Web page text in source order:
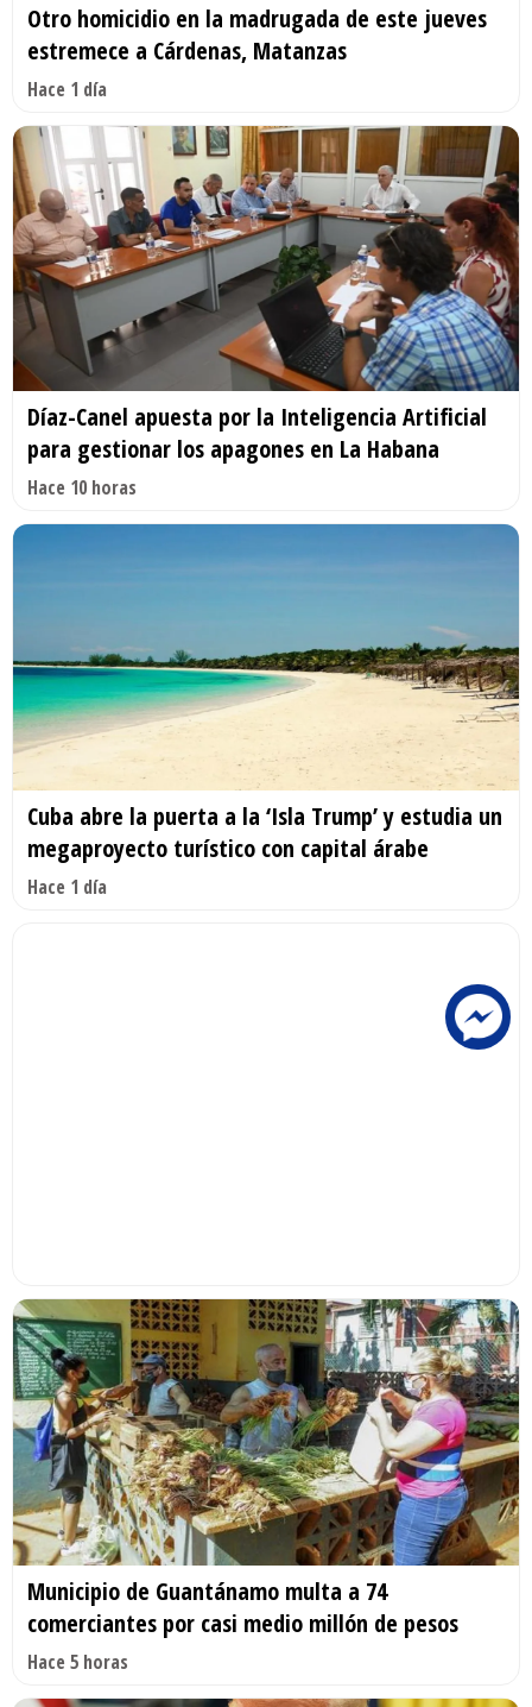
Otro homicidio en la madrugada de este jueves
estremece a Cárdenas, Matanzas
Hace 1 día
Díaz-Canel apuesta por la Inteligencia Artificial
para gestionar los apagones en La Habana
Hace 10 horas
Cuba abre la puerta a la ‘Isla Trump’ y estudia un
megaproyecto turístico con capital árabe
Hace 1 día
Municipio de Guantánamo multa a 74
comerciantes por casi medio millón de pesos
Hace 5 horas